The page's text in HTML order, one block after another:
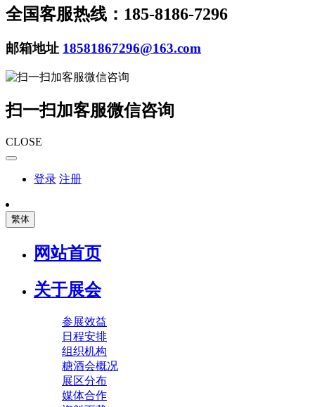
全国客服热线：185-8186-7296
邮箱地址 18581867296@163.com
扫一扫加客服微信咨询
CLOSE
登录 注册
繁体
网站首页
关于展会
参展效益
日程安排
组织机构
糖酒会概况
展区分布
媒体合作